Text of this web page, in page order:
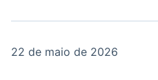
22 de maio de 2026